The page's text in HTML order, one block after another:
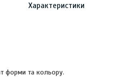
Характеристики
форми та кольору.